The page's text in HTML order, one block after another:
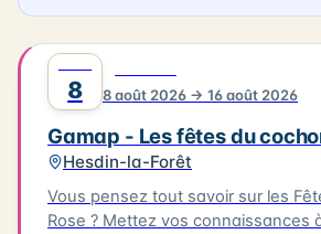
8 8 août 2026 → 16 août 2026
Gamap - Les fêtes du
Hesdin-la-Forêt
Vous pensez tout savoir sur les
Rose ? Mettez vos connaissances